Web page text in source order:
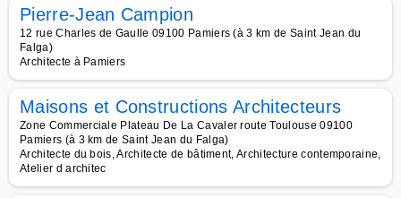
Pierre-Jean Campion
12 rue Charles de Gaulle 09100 Pamiers (à 3 km de Saint Jean du
Falga)
Architecte à Pamiers
Maisons et Constructions Architecteurs
Zone Commerciale Plateau De La Cavaler route Toulouse 09100
Pamiers (à 3 km de Saint Jean du Falga)
Architecte du bois, Architecte de bâtiment, Architecture contemporaine,
Atelier d architec